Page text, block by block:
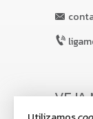
VEJA